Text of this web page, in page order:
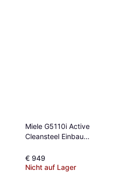
Miele G5110i Active
Cleansteel Einbau
€ 949
Nicht auf Lager